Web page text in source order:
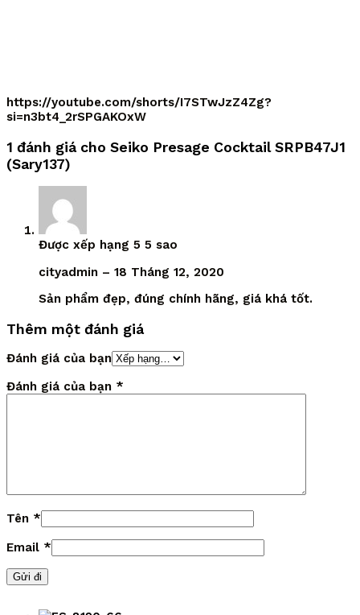
https://youtube.com/shorts/I7STwJzZ4Zg?
si=n3bt4_2rSPGAKOxW
1 đánh giá cho Seiko Presage Cocktail SRPB47J1
(Sary137)
Được xếp hạng 5 5 sao
cityadmin – 18 Tháng 12, 2020
Sản phẩm đẹp, đúng chính hãng, giá khá tốt.
Thêm một đánh giá
Đánh giá của bạn
Đánh giá của bạn *
Tên *
Email *